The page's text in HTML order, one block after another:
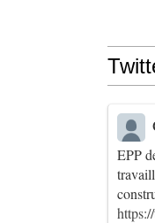
EPP